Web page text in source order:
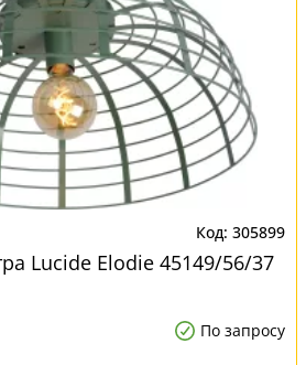
305899
Lucide Elodie 45149/56/37
По запросу